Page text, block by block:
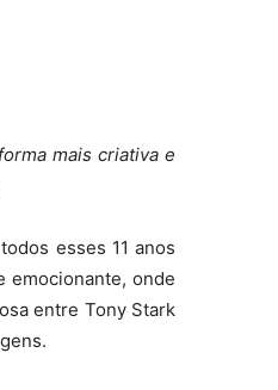
mais criativa e
esses 11 anos
emocionante, onde
entre Tony Stark